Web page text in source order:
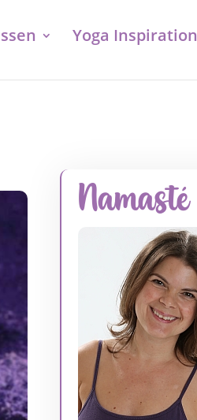
Yoga Inspiration
Namasté